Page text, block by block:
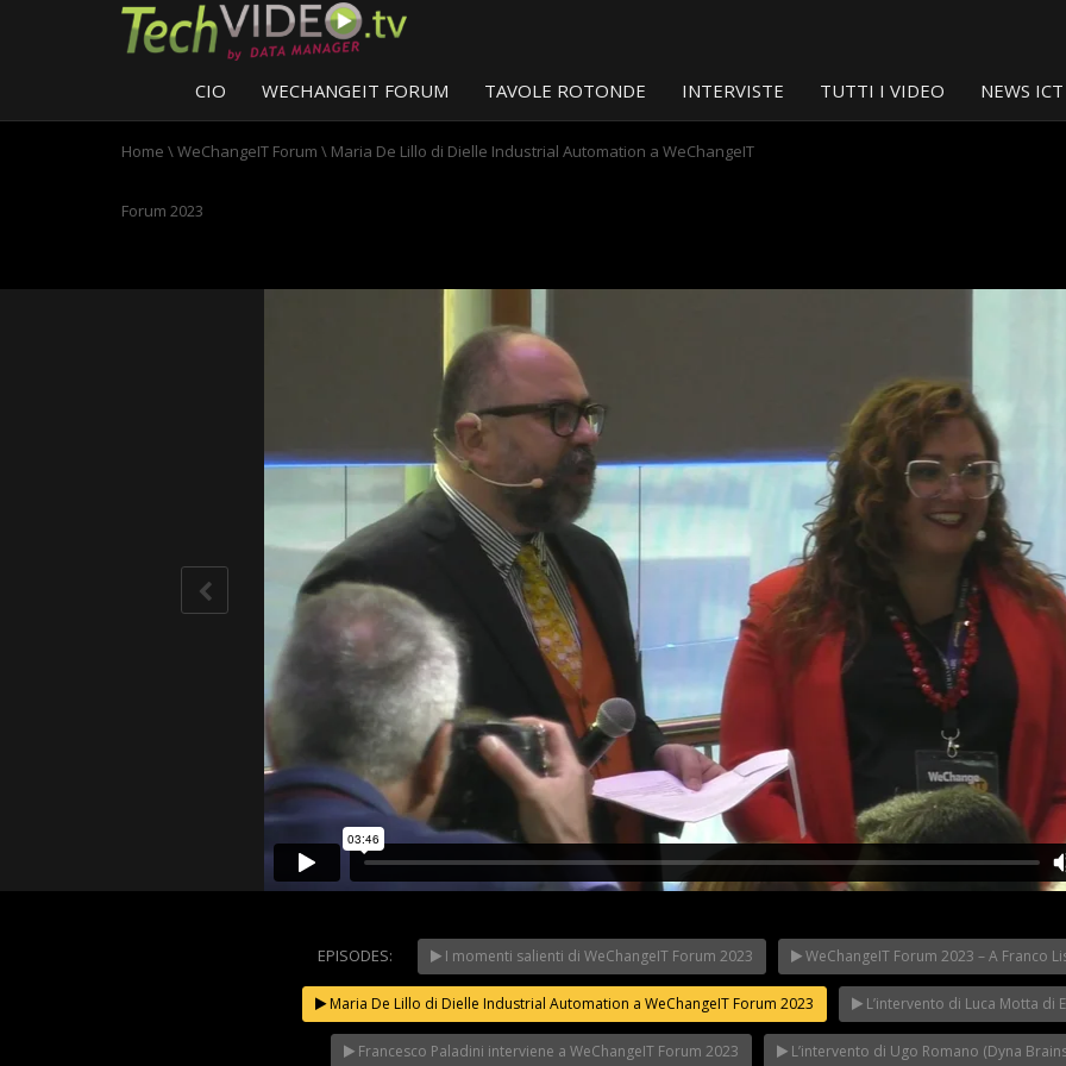
CIO WECHANGEIT FORUM TAVOLE ROTONDE INTERVISTE TUTTI I VIDEO NEWS ICT
Home \WeChangeIT Forum \ Maria De Lillo di Dielle Industrial Automation a WeChangeIT
Forum 2023
NOW PLAYING
WeChangeIT Forum
2023 – Il Made in Italy
secondo Giulio Sapelli
Franco Baresi a
WeChangeIT Forum
2023
Riflettori
in Italy: il
2023
EPISODES: I momenti salienti di WeChangeIT Forum 2023 WeChangeIT Forum 2023 – A Franco
Maria De Lillo di Dielle Industrial Automation a WeChangeIT Forum 2023 L’intervento di Luca Motta di
Francesco Paladini interviene a WeChangeIT Forum 2023 L’intervento di Ugo Romano (Dyna